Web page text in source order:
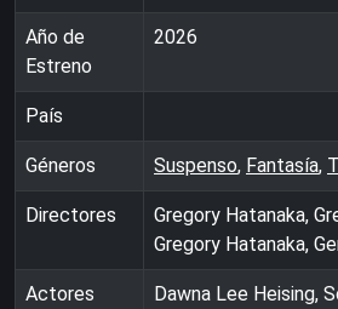
Año de
Estreno
2026
País
Géneros Suspenso, Fantasía,
Directores
Gregory Hatanaka,
Gregory Hatanaka,
Actores
Dawna Lee Heising,